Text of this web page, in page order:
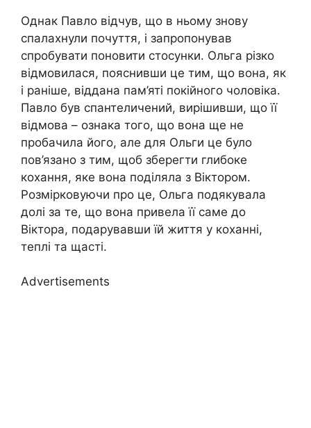
Однак Павло відчув, що в ньому знову
спалахнули почуття, і запропонував
спробувати поновити стосунки. Ольга різко
відмовилася, пояснивши це тим, що вона, як
і раніше, віддана пам’яті покійного чоловіка.
Павло був спантеличений, вирішивши, що її
відмова – ознака того, що вона ще не
пробачила його, але для Ольги це було
пов’язано з тим, щоб зберегти глибоке
кохання, яке вона поділяла з Віктором.
Розмірковуючи про це, Ольга подякувала
долі за те, що вона привела її саме до
Віктора, подарувавши їй життя у коханні,
теплі та щасті.
Advertisements